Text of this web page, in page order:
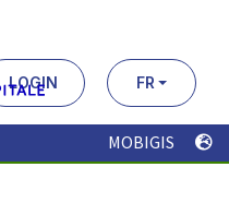
LOGIN FR
MOBIGIS